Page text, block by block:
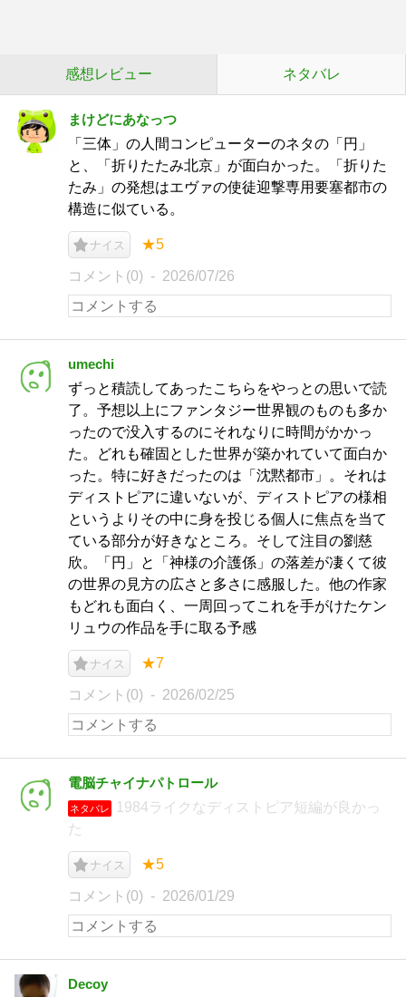
感想レビュー ネタバレ
まけどにあなっつ
「三体」の人間コンピューターのネタの「円」
と、「折りたたみ北京」が面白かった。「折りた
たみ」の発想はエヴァの使徒迎撃専用要塞都市の
構造に似ている。
ナイス ★5
コメント(0) 2026/07/26
umechi
ずっと積読してあったこちらをやっとの思いで読
了。予想以上にファンタジー世界観のものも多か
ったので没入するのにそれなりに時間がかかっ
た。どれも確固とした世界が築かれていて面白か
った。特に好きだったのは「沈黙都市」。それは
ディストピアに違いないが、ディストピアの様相
というよりその中に身を投じる個人に焦点を当て
ている部分が好きなところ。そして注目の劉慈
欣。「円」と「神様の介護係」の落差が凄くて彼
の世界の見方の広さと多さに感服した。他の作家
もどれも面白く、一周回ってこれを手がけたケン
リュウの作品を手に取る予感
ナイス ★7
コメント(0) 2026/02/25
電脳チャイナパトロール
ネタバレ
1984ライクなディストピア短編が良かっ
た
ナイス ★5
コメント(0) 2026/01/29
Decoy